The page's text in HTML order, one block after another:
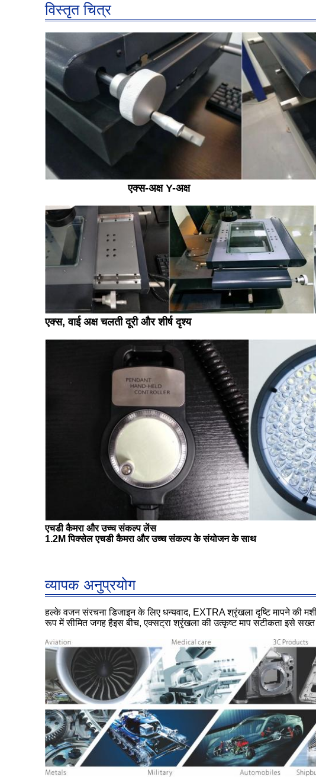
विस्तृत चित्र
एक्स-अक्ष Y-अक्ष
एक्स, वाई अक्ष चलती दूरी और शीर्ष दृश्य
एचडी कैमरा और उच्च संकल्प लेंस
1.2M पिक्सेल एचडी कैमरा और उच्च संकल्प के संयोजन के साथ
व्यापक अनुप्रयोग
हल्के वजन संरचना डिजाइन के लिए धन्यवाद, EXTRA श्रृंखला दृष्टि मापने की
रूप में सीमित जगह हैइस बीच, एक्सट्रा श्रृंखला की उत्कृष्ट माप सटीकता इसे